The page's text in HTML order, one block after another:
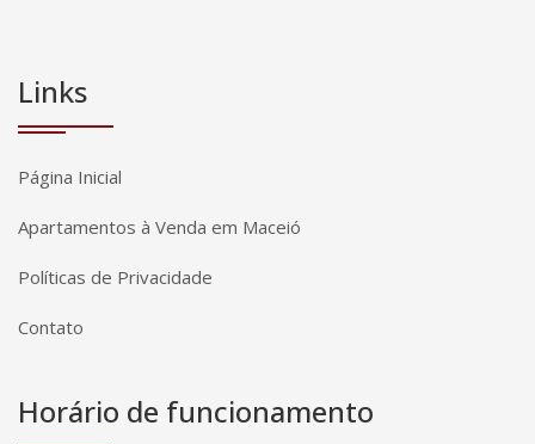
Links
Página Inicial
Apartamentos à Venda em Maceió
Políticas de Privacidade
Contato
Horário de funcionamento